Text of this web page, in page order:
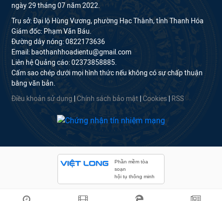
ngày 29 tháng 07 năm 2022.
Trụ sở: Đại lộ Hùng Vương, phường Hạc Thành, tỉnh Thanh Hóa
Giám đốc: Phạm Văn Báu.
Đường dây nóng: 0822173636
Email: baothanhhoadientu@gmail.com
Liên hệ Quảng cáo: 02373858885.
Cấm sao chép dưới mọi hình thức nếu không có sự chấp thuận
bằng văn bản.
Điều khoản sử dụng Chính sách bảo mật Cookies RSS
Phần mềm tòa
soạn
hội tụ thông minh